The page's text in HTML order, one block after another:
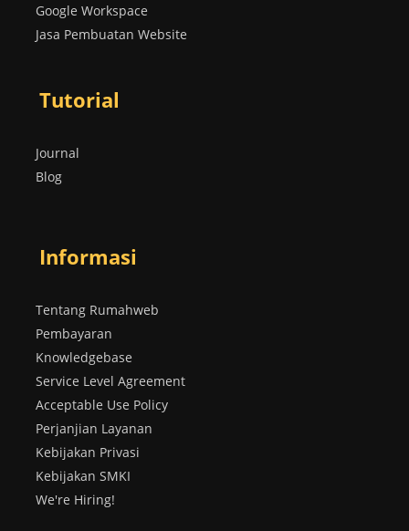
Google Workspace
Jasa Pembuatan Website
Tutorial
Journal
Blog
Informasi
Tentang Rumahweb
Pembayaran
Knowledgebase
Service Level Agreement
Acceptable Use Policy
Perjanjian Layanan
Kebijakan Privasi
Kebijakan SMKI
We're Hiring!